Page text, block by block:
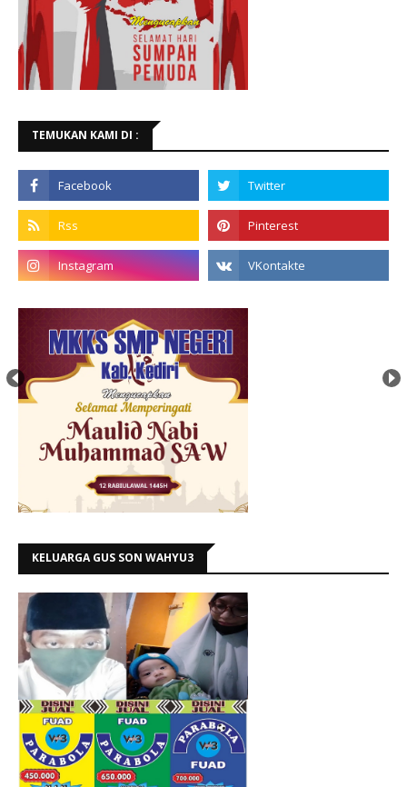
TEMUKAN KAMI DI :
KELUARGA GUS SON WAHYU3